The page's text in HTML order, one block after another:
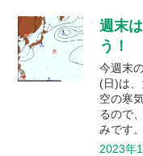
週末
う！
今週末
(日)は
空の寒
るので
みです
2023年